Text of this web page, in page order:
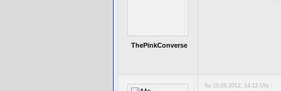
ThePinkConverse
So 10.06.2012, 14:12 Uhr :